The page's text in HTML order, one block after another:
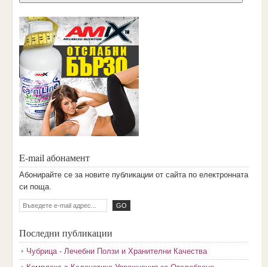
E-mail абонамент
Aбoниpaйтe ce зa нoвитe пyбликaции oт caйтa пo eлeктpoннaтa
cи пoщa.
Последни публикации
Чубрица - Лечебни Ползи и Хранителни Качества